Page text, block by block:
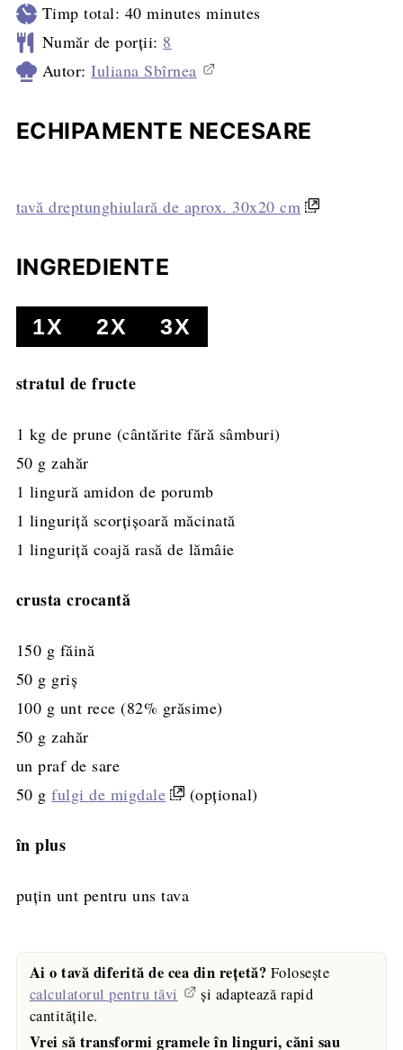
Timp total: 40 minutes minutes
Număr de porții: 8
Autor:Iuliana Sbîrnea
ECHIPAMENTE NECESARE
tavă dreptunghiulară de aprox. 30x20 cm
INGREDIENTE
1X 2X 3X
stratul de fructe
1 kg de prune (cântărite fără sâmburi)
50 g zahăr
1 lingură amidon de porumb
1 linguriță scorţişoară măcinată
1 linguriță coajă rasă de lămâie
crusta crocantă
150 g făină
50 g griş
100 g unt rece (82% grăsime)
50 g zahăr
un praf de sare
50 g fulgi de migdale (opţional)
în plus
puțin unt pentru uns tava
Ai o tavă diferită de cea din rețetă? Folosește
calculatorul pentru tăvi
și adaptează rapid
cantitățile.
Vrei să transformi gramele în linguri, căni sau